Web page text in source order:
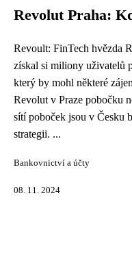
Revolut Praha:
Revoult: FinTech hvězda
získal si miliony uživatelů
který by mohl některé
Revolut v Praze pobočku
sítí poboček jsou v Česku
strategii. ...
Bankovnictví a účty
08. 11. 2024